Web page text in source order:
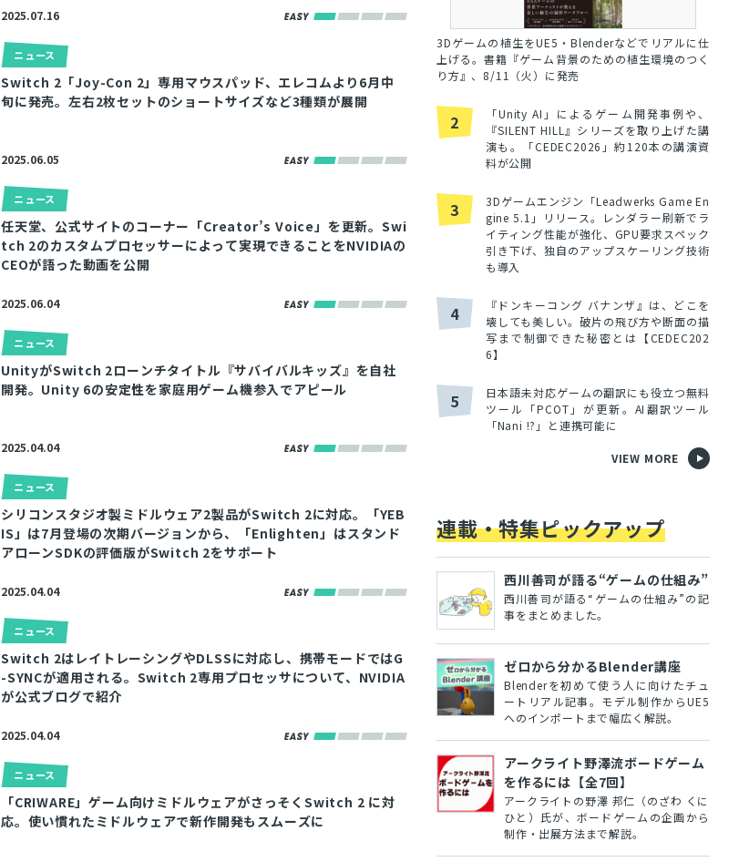
2025.07.16
ニュース
Switch 2「Joy-Con 2」専用マウスパッド、エレコムより6月中
旬に発売。左右2枚セットのショートサイズなど3種類が展開
2025.06.05
ニュース
任天堂、公式サイトのコーナー「Creator’s Voice」を更新。Swi
tch 2のカスタムプロセッサーによって実現できることをNVIDIAの
CEOが語った動画を公開
2025.06.04
ニュース
UnityがSwitch 2ローンチタイトル『サバイバルキッズ』を自社
開発。Unity 6の安定性を家庭用ゲーム機参入でアピール
2025.04.04
ニュース
シリコンスタジオ製ミドルウェア2製品がSwitch 2に対応。「YEB
IS」は7月登場の次期バージョンから、「Enlighten」はスタンド
アローンSDKの評価版がSwitch 2をサポート
2025.04.04
ニュース
Switch 2はレイトレーシングやDLSSに対応し、携帯モードではG
-SYNCが適用される。Switch 2専用プロセッサについて、NVIDIA
が公式ブログで紹介
2025.04.04
ニュース
「CRIWARE」ゲーム向けミドルウェアがさっそくSwitch 2 に対
応。使い慣れたミドルウェアで新作開発もスムーズに
3Dゲームの植生をUE5・Blenderなどでリアルに仕
上げる。書籍『ゲーム背景のための植生環境のつく
り方』、8/11（火）に発売
2
「Unity AI」によるゲーム開発事例や、
『SILENT HILL』シリーズを取り上げた講
演も。「CEDEC2026」約120本の講演資
料が公開
3
3Dゲームエンジン「Leadwerks Game En
gine 5.1」リリース。レンダラー刷新でラ
イティング性能が強化、GPU要求スペック
引き下げ、独自のアップスケーリング技術
も導入
4
『ドンキーコング バナンザ』は、どこを
壊しても美しい。破片の飛び方や断面の描
写まで制御できた秘密とは【CEDEC202
6】
5
日本語未対応ゲームの翻訳にも役立つ無料
ツール「PCOT」が更新。AI翻訳ツール
「Nani !?」と連携可能に
VIEW MORE
連載・特集ピックアップ
西川善司が語る“ゲームの仕組み”
西川善司が語る“ゲームの仕組み”の記
事をまとめました。
ゼロから分かるBlender講座
Blenderを初めて使う人に向けたチュ
ートリアル記事。モデル制作からUE5
へのインポートまで幅広く解説。
アークライト野澤流ボードゲーム
を作るには【全7回】
アークライトの野澤 邦仁（のざわ くに
ひと）氏が、ボードゲームの企画から
制作・出展方法まで解説。